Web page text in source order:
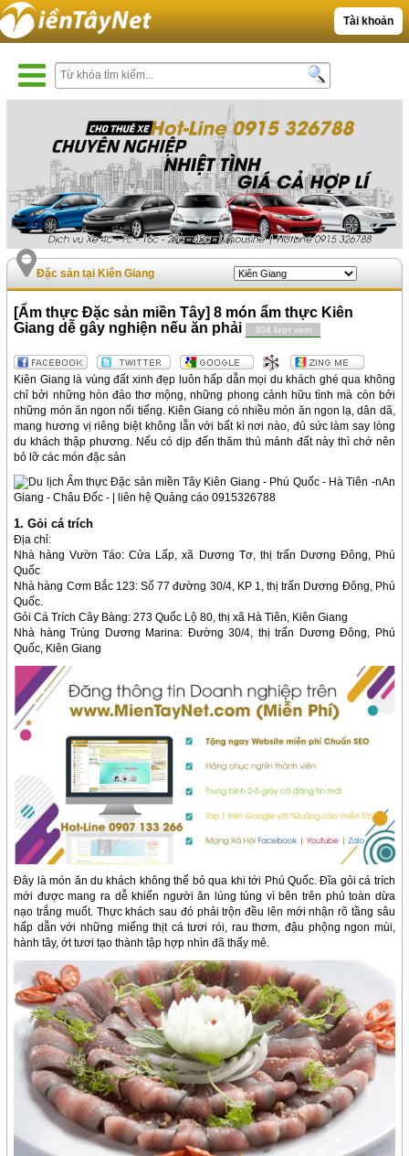
Tài khoản
Đặc sản tại Kiên Giang
[Ẩm thực Đặc sản miền Tây] 8 món ẩm thực Kiên
Giang dễ gây nghiện nếu ăn phải
304 lượt xem
Kiên Giang là vùng đất xinh đẹp luôn hấp dẫn mọi du khách ghé qua không
chỉ bởi những hòn đảo thơ mộng, những phong cảnh hữu tình mà còn bởi
những món ăn ngon nổi tiếng. Kiên Giang có nhiều món ăn ngon lạ, dân dã,
mang hương vị riêng biệt không lẫn với bất kì nơi nào, đủ sức làm say lòng
du khách thập phương. Nếu có dịp đến thăm thú mảnh đất này thì chớ nên
bỏ lỡ các món đặc sản
1. Gỏi cá trích
Địa chỉ:
Nhà hàng Vườn Táo: Cửa Lấp, xã Dương Tơ, thị trấn Dương Đông, Phú
Quốc
Nhà hàng Cơm Bắc 123: Số 77 đường 30/4, KP 1, thị trấn Dương Đông, Phú
Quốc.
Gỏi Cá Trích Cây Bàng: 273 Quốc Lộ 80, thị xã Hà Tiên, Kiên Giang
Nhà hàng Trùng Dương Marina: Đường 30/4, thị trấn Dương Đông, Phú
Quốc, Kiên Giang
Đây là món ăn du khách không thể bỏ qua khi tới Phú Quốc. Đĩa gỏi cá trích
mới được mang ra dễ khiến người ăn lúng túng vì bên trên phủ toàn dừa
nạo trắng muốt. Thực khách sau đó phải trộn đều lên mới nhận rõ tầng sâu
hấp dẫn với những miếng thịt cá tươi rói, rau thơm, đậu phộng ngon mùi,
hành tây, ớt tươi tạo thành tập hợp nhìn đã thấy mê.